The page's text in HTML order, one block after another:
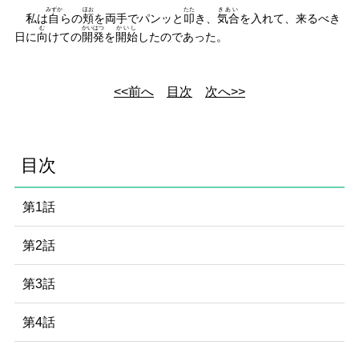
私は自
みずか
らの頬
ほお
を両手でパンッと 叩
たた
き、 気合
きあい
を入れて、来るべき
日に向
む
けての開発
かいはつ
を開始
かいし
したのであった。
<<前へ 目次 次へ>>
目次
第1話
第2話
第3話
第4話